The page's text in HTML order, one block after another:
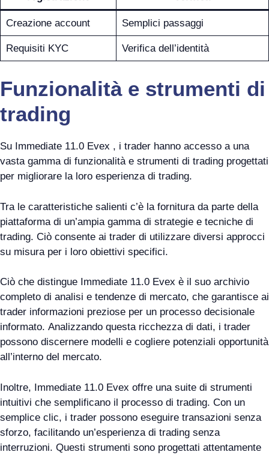
Creazione account Semplici passaggi
Requisiti KYC Verifica dell’identità
Funzionalità e strumenti di
trading
Su Immediate 11.0 Evex , i trader hanno accesso a una
vasta gamma di funzionalità e strumenti di trading progettati
per migliorare la loro esperienza di trading.
Tra le caratteristiche salienti c’è la fornitura da parte della
piattaforma di un’ampia gamma di strategie e tecniche di
trading. Ciò consente ai trader di utilizzare diversi approcci
su misura per i loro obiettivi specifici.
Ciò che distingue Immediate 11.0 Evex è il suo archivio
completo di analisi e tendenze di mercato, che garantisce ai
trader informazioni preziose per un processo decisionale
informato. Analizzando questa ricchezza di dati, i trader
possono discernere modelli e cogliere potenziali opportunità
all’interno del mercato.
Inoltre, Immediate 11.0 Evex offre una suite di strumenti
intuitivi che semplificano il processo di trading. Con un
semplice clic, i trader possono eseguire transazioni senza
sforzo, facilitando un’esperienza di trading senza
interruzioni. Questi strumenti sono progettati attentamente